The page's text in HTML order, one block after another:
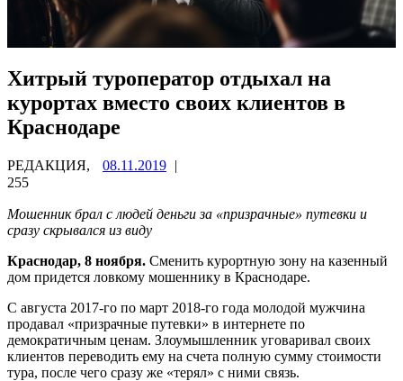
Хитрый туроператор отдыхал на
курортах вместо своих клиентов в
Краснодаре
РЕДАКЦИЯ, 08.11.2019 |
255
Мошенник брал с людей деньги за «призрачные» путевки и
сразу скрывался из виду
Краснодар, 8 ноября. Сменить курортную зону на казенный
дом придется ловкому мошеннику в Краснодаре.
С августа 2017-го по март 2018-го года молодой мужчина
продавал «призрачные путевки» в интернете по
демократичным ценам. Злоумышленник уговаривал своих
клиентов переводить ему на счета полную сумму стоимости
тура, после чего сразу же «терял» с ними связь.